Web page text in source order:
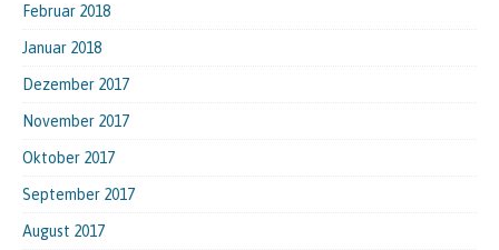
Februar 2018
Januar 2018
Dezember 2017
November 2017
Oktober 2017
September 2017
August 2017